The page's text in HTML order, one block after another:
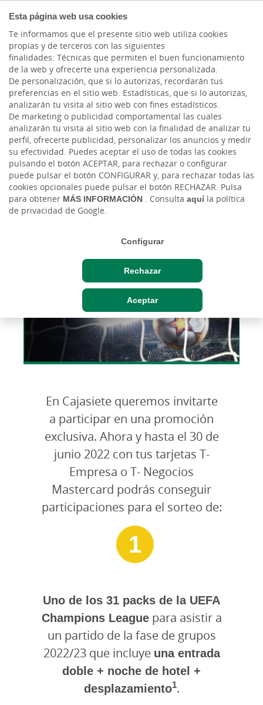
Esta página web usa cookies
Te informamos que el presente sitio web utiliza cookies
propias y de terceros con las siguientes
finalidades: Técnicas que permiten el buen funcionamiento
de la web y ofrecerte una experiencia personalizada.
De personalización, que si lo autorizas, recordarán tus
preferencias en el sitio web. Estadísticas, que si lo autorizas,
analizarán tu visita al sitio web con fines estadísticos.
De marketing o publicidad comportamental las cuales
analizarán tu visita al sitio web con la finalidad de analizar tu
perfil, ofrecerte publicidad, personalizar los anuncios y medir
su efectividad. Puedes aceptar el uso de todas las cookies
pulsando el botón ACEPTAR, para rechazar o configurar
puede pulsar el botón CONFIGURAR y, para rechazar todas las
cookies opcionales puede pulsar el botón RECHAZAR. Pulsa
para obtener MÁS INFORMACIÓN . Consulta aquíla política
de privacidad de Google.
Configurar
Rechazar
Aceptar
Cargando contenido, por favor espere...
Tarjetas T-Empresa y T-
Negocios Mastercard
¡Vive la emoción de laUEFA
Champions League2022/23!
descubre cómo
En Cajasiete queremos invitarte
a participar en una promoción
exclusiva. Ahora y hasta el 30 de
junio 2022 con tus tarjetas T-
Empresa o T- Negocios
Mastercard podrás conseguir
participaciones para el sorteo de:
1
Uno de los 31 packs de la UEFA
Champions Leaguepara asistir a
un partido de la fase de grupos
2022/23 que incluye una entrada
doble + noche de hotel +
desplazamiento1.